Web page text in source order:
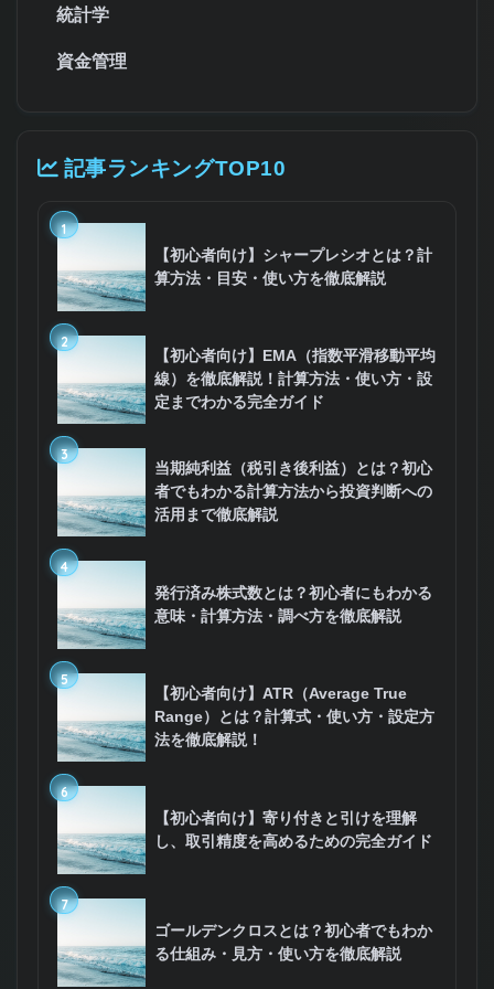
統計学
資金管理
記事ランキングTOP10
1
【初心者向け】シャープレシオとは？計
算方法・目安・使い方を徹底解説
2
【初心者向け】EMA（指数平滑移動平均
線）を徹底解説！計算方法・使い方・設
定までわかる完全ガイド
3
当期純利益（税引き後利益）とは？初心
者でもわかる計算方法から投資判断への
活用まで徹底解説
4
発行済み株式数とは？初心者にもわかる
意味・計算方法・調べ方を徹底解説
5
【初心者向け】ATR（Average True
Range）とは？計算式・使い方・設定方
法を徹底解説！
6
【初心者向け】寄り付きと引けを理解
し、取引精度を高めるための完全ガイド
7
ゴールデンクロスとは？初心者でもわか
る仕組み・見方・使い方を徹底解説